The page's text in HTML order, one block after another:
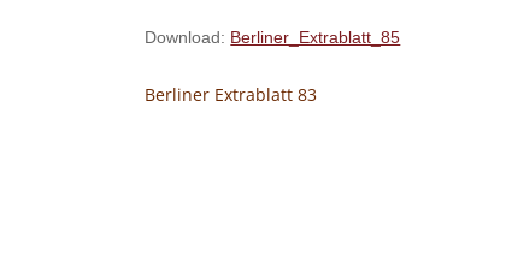
Download: Berliner_Extrablatt_85
Berliner Extrablatt 83